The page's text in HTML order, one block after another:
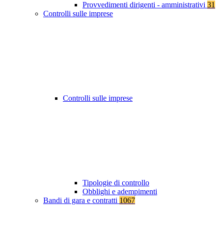
Provvedimenti dirigenti - amministrativi 31
Controlli sulle imprese
Controlli sulle imprese
Tipologie di controllo
Obblighi e adempimenti
Bandi di gara e contratti 1067